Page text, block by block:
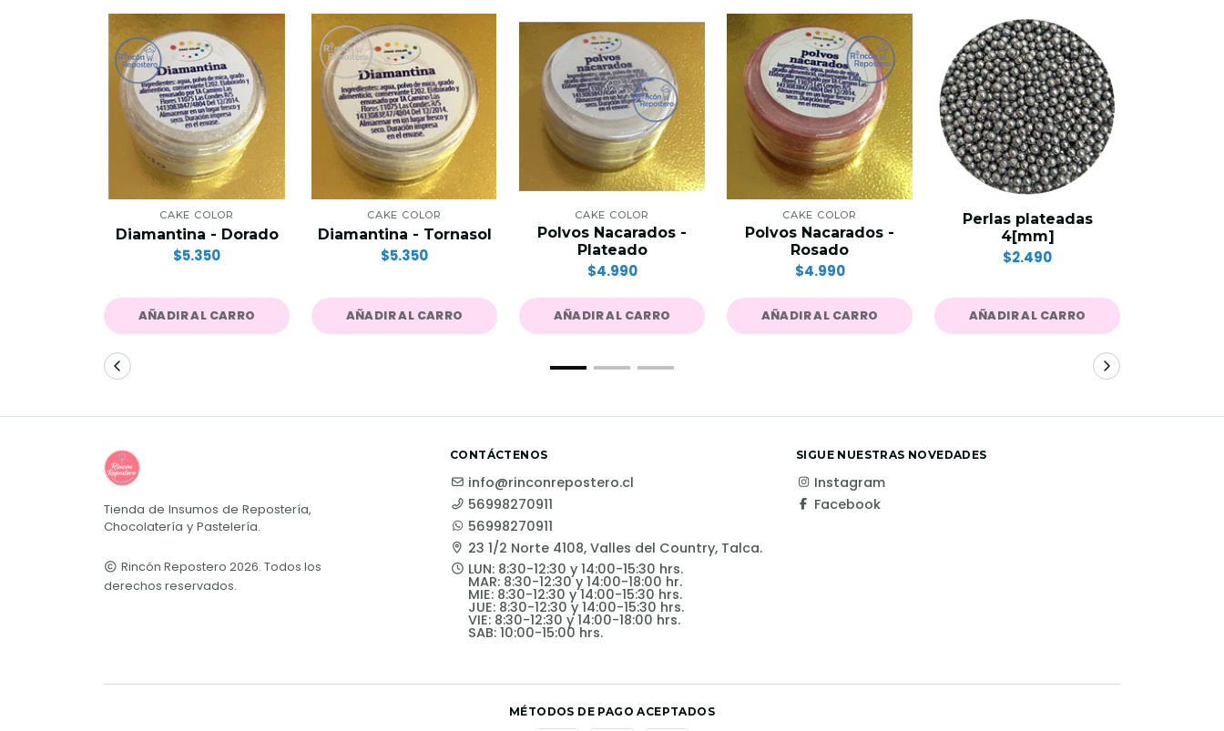
CAKE COLOR
Diamantina - Dorado
$5.350
AÑADIR AL CARRO
CAKE COLOR
Diamantina - Tornasol
$5.350
AÑADIR AL CARRO
CAKE COLOR
Polvos Nacarados -
Plateado
$4.990
AÑADIR AL CARRO
CAKE COLOR
Polvos Nacarados -
Rosado
$4.990
AÑADIR AL CARRO
Perlas plateadas
4[mm]
$2.490
AÑADIR AL CARRO
Tienda de Insumos de Repostería,
Chocolatería y Pastelería.
Rincón Repostero 2026. Todos los
derechos reservados.
CONTÁCTENOS
info@rinconrepostero.cl
56998270911
56998270911
23 1/2 Norte 4108, Valles del Country, Talca.
LUN: 8:30-12:30 y 14:00-15:30 hrs.
MAR: 8:30-12:30 y 14:00-18:00 hr.
MIE: 8:30-12:30 y 14:00-15:30 hrs.
JUE: 8:30-12:30 y 14:00-15:30 hrs.
VIE: 8:30-12:30 y 14:00-18:00 hrs.
SAB: 10:00-15:00 hrs.
SIGUE NUESTRAS NOVEDADES
Instagram
Facebook
MÉTODOS DE PAGO ACEPTADOS